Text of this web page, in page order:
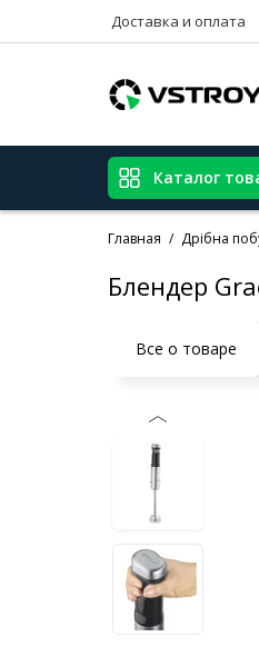
Доставка и оплата
Каталог
Главная Дрібна
Блендер
Все о товаре